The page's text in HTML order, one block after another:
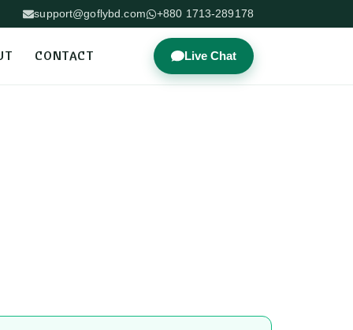
support@goflybd.com +880 1713-289178
CONTACT Live Chat